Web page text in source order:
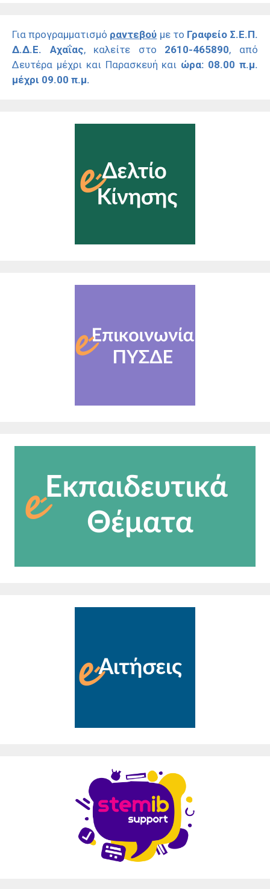
Για προγραμματισμό ραντεβού με το Γραφείο Σ.Ε.Π.
Δ.Δ.Ε. Αχαΐας, καλείτε στο 2610-465890, από
Δευτέρα μέχρι και Παρασκευή και ώρα: 08.00 π.μ.
μέχρι 09.00 π.μ.